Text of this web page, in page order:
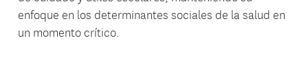
enfoque en los determinantes sociales de la salud en
un momento crítico.